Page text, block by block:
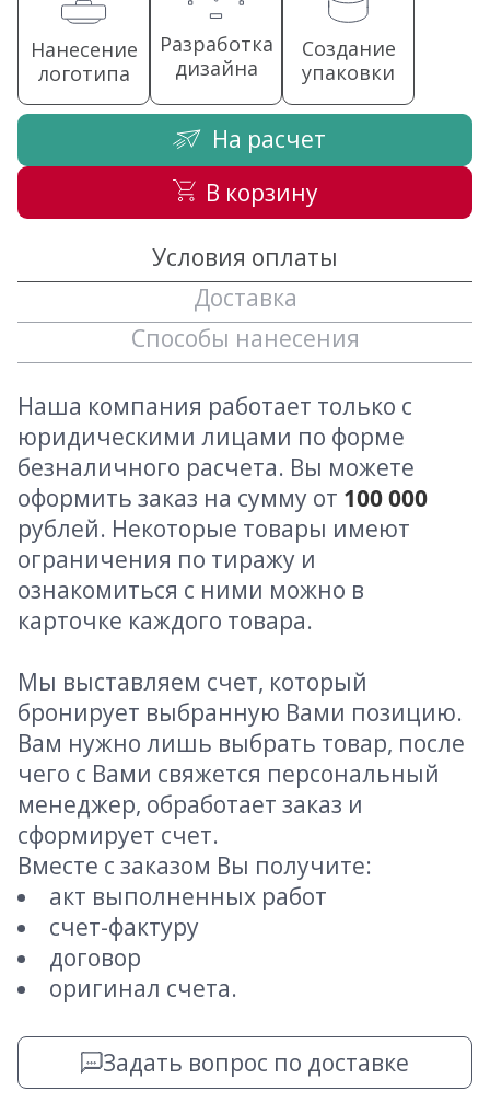
Нанесение
логотипа
Разработка
дизайна
Создание
упаковки
На расчет
В корзину
Условия оплаты
Доставка
Способы нанесения
Наша компания работает только с
юридическими лицами по форме
безналичного расчета. Вы можете
оформить заказ на сумму от 100 000
рублей. Некоторые товары имеют
ограничения по тиражу и
ознакомиться с ними можно в
карточке каждого товара.
Мы выставляем счет, который
бронирует выбранную Вами позицию.
Вам нужно лишь выбрать товар, после
чего с Вами свяжется персональный
менеджер, обработает заказ и
сформирует счет.
Вместе с заказом Вы получите:
акт выполненных работ
счет-фактуру
договор
оригинал счета.
Задать вопрос по доставке